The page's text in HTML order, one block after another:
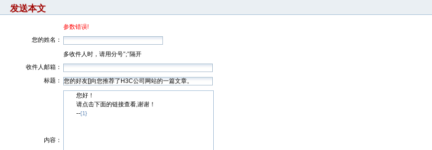
发送本文
参数错误!
您的姓名：
多收件人时，请用分号";"隔开
收件人邮箱：
标题：
内容：
您好！
请点击下面的链接查看,谢谢！
--{1}